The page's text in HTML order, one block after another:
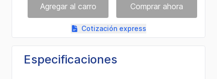
Cotización express
Especificaciones